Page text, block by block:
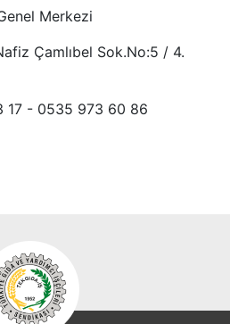
Merkezi
Çamlıbel Sok.No:5 / 4.
17 - 0535 973 60 86